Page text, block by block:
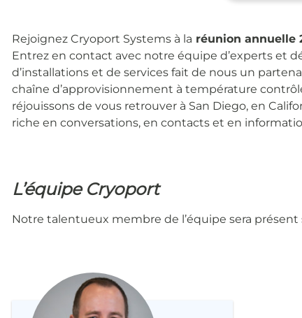
Rejoignez Cryoport Systems à la réunion annuelle
Entrez en contact avec notre équipe d’experts et
d’installations et de services fait de nous un
chaîne d’approvisionnement à température
réjouissons de vous retrouver à San Diego, en
riche en conversations, en contacts et en
L’équipe Cryoport
Notre talentueux membre de l’équipe sera